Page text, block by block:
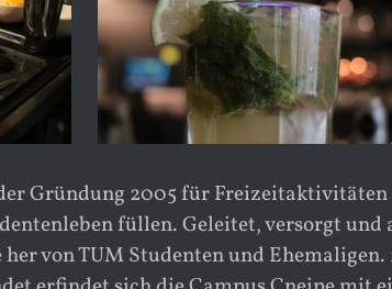
Gründung 2005 für
füllen. Geleitet, versorgt und
von TUM Studenten und Ehemaligen.